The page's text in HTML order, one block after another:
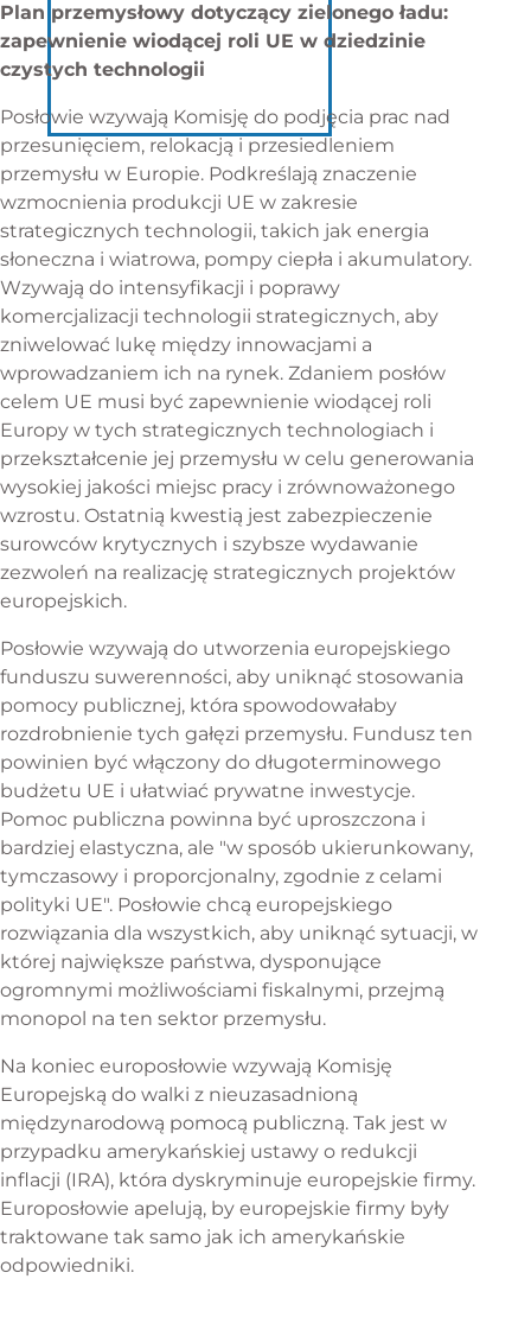
Plan przemysłowy dotyczący zielonego ładu:
zapewnienie wiodącej roli UE w dziedzinie
czystych technologii
Posłowie wzywają Komisję do podjęcia prac nad
przesunięciem, relokacją i przesiedleniem
przemysłu w Europie. Podkreślają znaczenie
wzmocnienia produkcji UE w zakresie
strategicznych technologii, takich jak energia
słoneczna i wiatrowa, pompy ciepła i akumulatory.
Wzywają do intensyfikacji i poprawy
komercjalizacji technologii strategicznych, aby
zniwelować lukę między innowacjami a
wprowadzaniem ich na rynek. Zdaniem posłów
celem UE musi być zapewnienie wiodącej roli
Europy w tych strategicznych technologiach i
przekształcenie jej przemysłu w celu generowania
wysokiej jakości miejsc pracy i zrównoważonego
wzrostu. Ostatnią kwestią jest zabezpieczenie
surowców krytycznych i szybsze wydawanie
zezwoleń na realizację strategicznych projektów
europejskich.
Posłowie wzywają do utworzenia europejskiego
funduszu suwerenności, aby uniknąć stosowania
pomocy publicznej, która spowodowałaby
rozdrobnienie tych gałęzi przemysłu. Fundusz ten
powinien być włączony do długoterminowego
budżetu UE i ułatwiać prywatne inwestycje.
Pomoc publiczna powinna być uproszczona i
bardziej elastyczna, ale "w sposób ukierunkowany,
tymczasowy i proporcjonalny, zgodnie z celami
polityki UE". Posłowie chcą europejskiego
rozwiązania dla wszystkich, aby uniknąć sytuacji, w
której największe państwa, dysponujące
ogromnymi możliwościami fiskalnymi, przejmą
monopol na ten sektor przemysłu.
Na koniec europosłowie wzywają Komisję
Europejską do walki z nieuzasadnioną
międzynarodową pomocą publiczną. Tak jest w
przypadku amerykańskiej ustawy o redukcji
inflacji (IRA), która dyskryminuje europejskie firmy.
Europosłowie apelują, by europejskie firmy były
traktowane tak samo jak ich amerykańskie
odpowiedniki.